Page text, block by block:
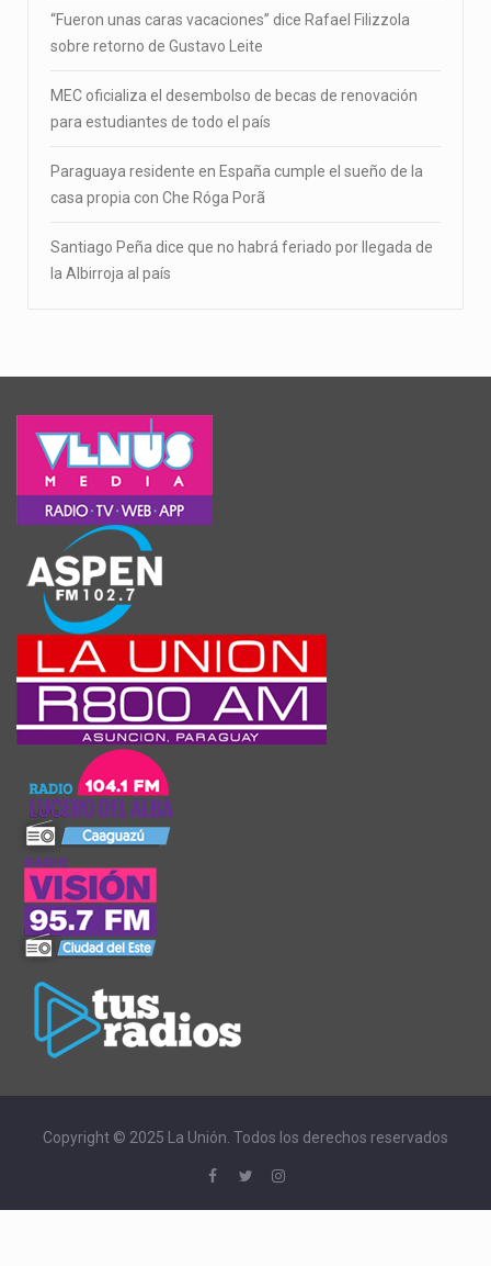
“Fueron unas caras vacaciones” dice Rafael Filizzola
sobre retorno de Gustavo Leite
MEC oficializa el desembolso de becas de renovación
para estudiantes de todo el país
Paraguaya residente en España cumple el sueño de la
casa propia con Che Róga Porã
Santiago Peña dice que no habrá feriado por llegada de
la Albirroja al país
Copyright © 2025 La Unión. Todos los derechos reservados